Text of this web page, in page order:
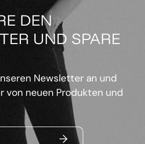
DEN
UND SPARE
Newsletter an und
von neuen Produkten und
ABSENDEN